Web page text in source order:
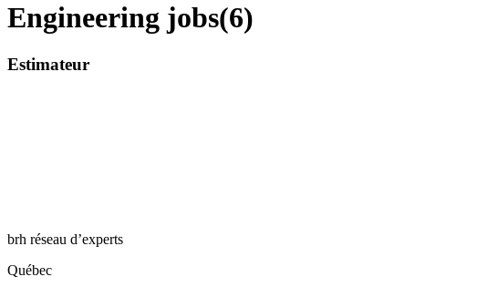
Engineering jobs(6)
Estimateur
brh réseau d’experts
Québec